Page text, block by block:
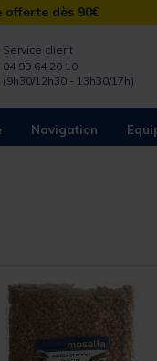
dès 90€
Service client
04 99 64 20 10
(9h30/12h30 - 13h30/17h)
Navigation